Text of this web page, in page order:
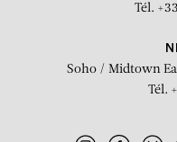
Tél.
Soho / Midtown
Tél.